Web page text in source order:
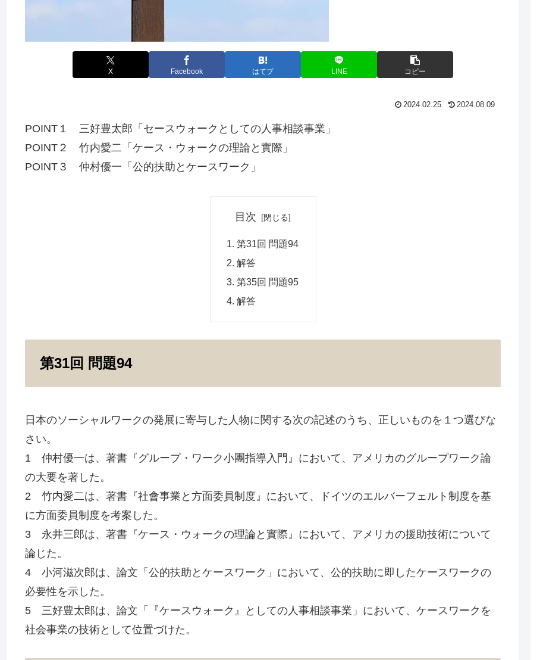
X Facebook はてブ LINE コピー
2024.02.25 2024.08.09
POINT１ 三好豊太郎「セースウォークとしての人事相談事業」
POINT２ 竹内愛二「ケース・ウォークの理論と實際」
POINT３ 仲村優一「公的扶助とケースワーク」
目次
第31回 問題94
解答
第35回 問題95
解答
第31回 問題94
日本のソーシャルワークの発展に寄与した人物に関する次の記述のうち、正しいものを１つ選びな
さい。
1 仲村優一は、著書『グループ・ワーク小團指導入門』において、アメリカのグループワーク論
の大要を著した。
2 竹内愛二は、著書『社會事業と方面委員制度』において、ドイツのエルバーフェルト制度を基
に方面委員制度を考案した。
3 永井三郎は、著書『ケース・ウォークの理論と實際』において、アメリカの援助技術について
論じた。
4 小河滋次郎は、論文「公的扶助とケースワーク」において、公的扶助に即したケースワークの
必要性を示した。
5 三好豊太郎は、論文「『ケースウォーク』としての人事相談事業」において、ケースワークを
社会事業の技術として位置づけた。